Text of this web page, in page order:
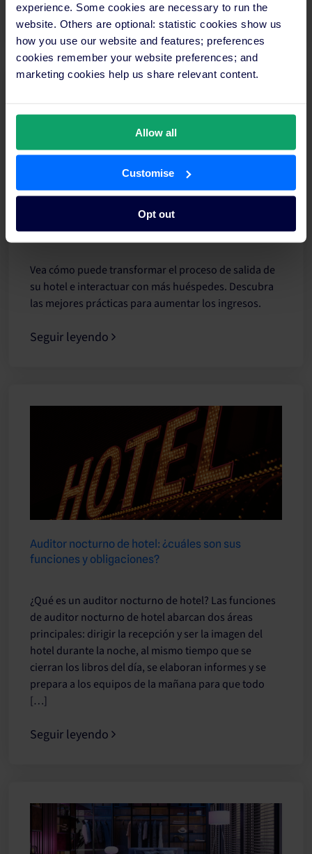
experience. Some cookies are necessary to run the
website. Others are optional: statistic cookies show us
how you use our website and features; preferences
cookies remember your website preferences; and
marketing cookies help us share relevant content.
Allow all
Customise
Opt out
Seguir leyendo
Salida del hotel: procedimiento y estrategias para
los hoteles
Vea cómo puede transformar el proceso de salida de
su hotel e interactuar con más huéspedes. Descubra
las mejores prácticas para aumentar los ingresos.
Seguir leyendo
Auditor nocturno de hotel: ¿cuáles son sus
funciones y obligaciones?
¿Qué es un auditor nocturno de hotel? Las funciones
de auditor nocturno de hotel abarcan dos áreas
principales: dirigir la recepción y ser la imagen del
hotel durante la noche, al mismo tiempo que se
cierran los libros del día, se elaboran informes y se
prepara a los equipos de la mañana para que todo
[…]
Seguir leyendo